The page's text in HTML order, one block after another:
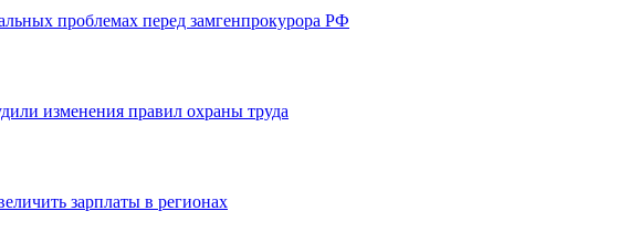
проблемах перед замгенпрокурора РФ
изменения правил охраны труда
зарплаты в регионах